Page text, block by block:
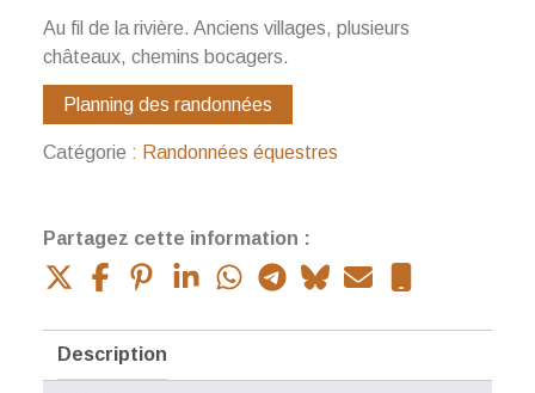
Au fil de la rivière. Anciens villages, plusieurs
châteaux, chemins bocagers.
Planning des randonnées
Catégorie : Randonnées équestres
Partagez cette information :
Description